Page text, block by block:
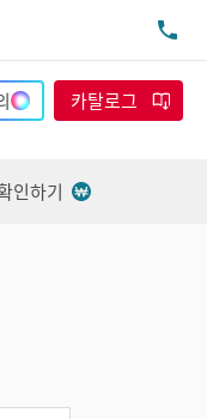
카탈로그
인하기